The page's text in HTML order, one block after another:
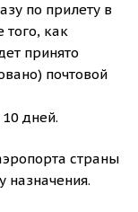
по прилету в
того, как
принято
почтовой
дней.
страны
назначения.